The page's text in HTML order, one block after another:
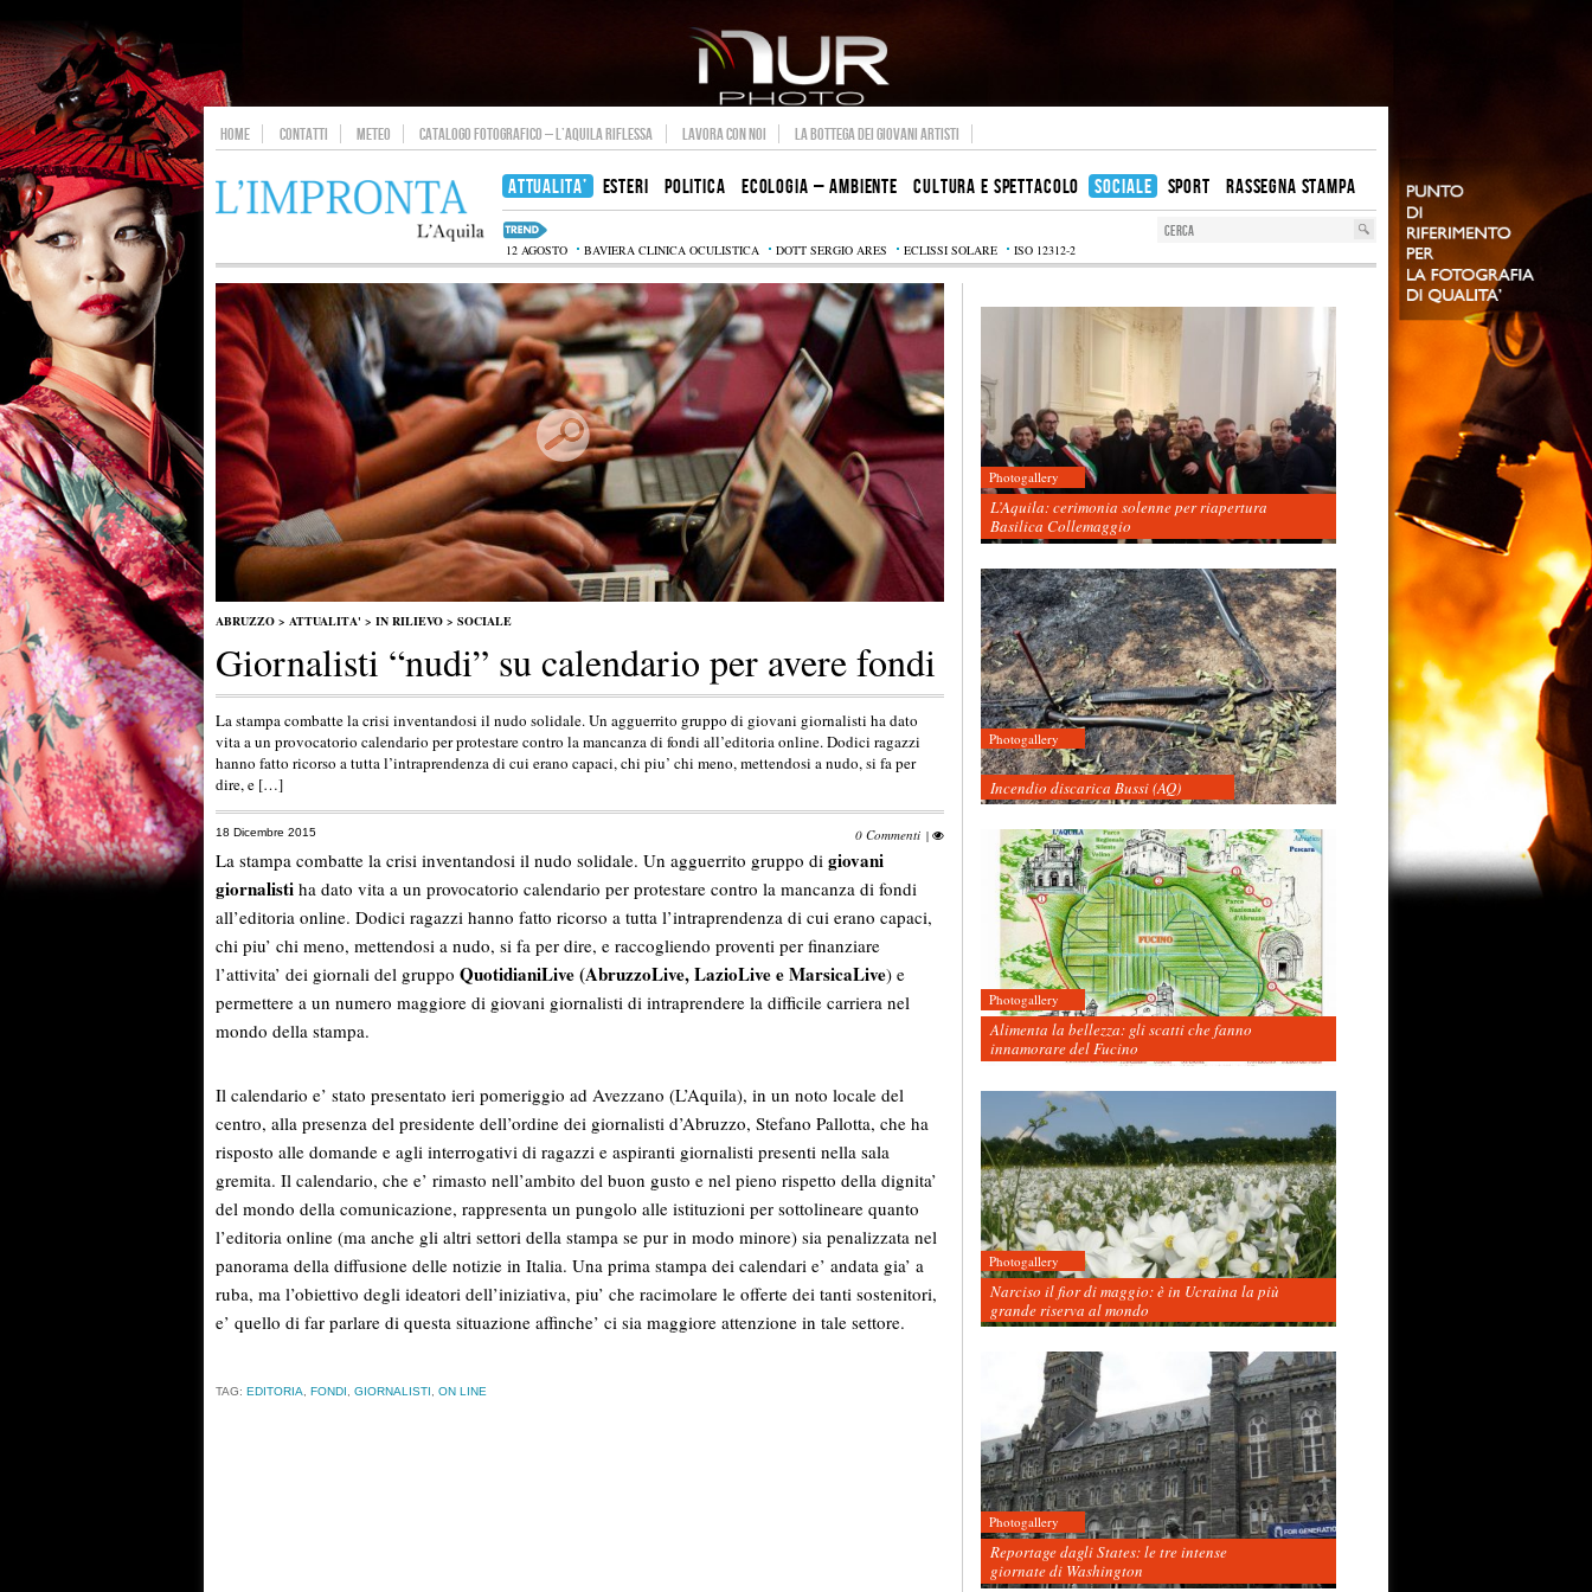
HOME CONTATTI METEO CATALOGO FOTOGRAFICO – L’AQUILA RIFLESSA LAVORA CON NOI LA BOTTEGA DEI GIOVANI ARTISTI
ATTUALITA’ ESTERI POLITICA ECOLOGIA – AMBIENTE CULTURA E SPETTACOLO SOCIALE SPORT RASSEGNA STAMPA
12 AGOSTO BAVIERA CLINICA OCULISTICA DOTT SERGIO ARES ECLISSI SOLARE ISO 12312-2
ABRUZZO > ATTUALITA' > IN RILIEVO > SOCIALE
Giornalisti “nudi” su calendario per avere fondi
La stampa combatte la crisi inventandosi il nudo solidale. Un agguerrito gruppo di giovani giornalisti ha dato
vita a un provocatorio calendario per protestare contro la mancanza di fondi all’editoria online. Dodici ragazzi
hanno fatto ricorso a tutta l’intraprendenza di cui erano capaci, chi piu’ chi meno, mettendosi a nudo, si fa per
dire, e […]
18 Dicembre 2015 0 Commenti |
La stampa combatte la crisi inventandosi il nudo solidale. Un agguerrito gruppo di giovani
giornalisti ha dato vita a un provocatorio calendario per protestare contro la mancanza di fondi
all’editoria online. Dodici ragazzi hanno fatto ricorso a tutta l’intraprendenza di cui erano capaci,
chi piu’ chi meno, mettendosi a nudo, si fa per dire, e raccogliendo proventi per finanziare
l’attivita’ dei giornali del gruppo QuotidianiLive (AbruzzoLive, LazioLive e MarsicaLive) e
permettere a un numero maggiore di giovani giornalisti di intraprendere la difficile carriera nel
mondo della stampa.
Il calendario e’ stato presentato ieri pomeriggio ad Avezzano (L’Aquila), in un noto locale del
centro, alla presenza del presidente dell’ordine dei giornalisti d’Abruzzo, Stefano Pallotta, che ha
risposto alle domande e agli interrogativi di ragazzi e aspiranti giornalisti presenti nella sala
gremita. Il calendario, che e’ rimasto nell’ambito del buon gusto e nel pieno rispetto della dignita’
del mondo della comunicazione, rappresenta un pungolo alle istituzioni per sottolineare quanto
l’editoria online (ma anche gli altri settori della stampa se pur in modo minore) sia penalizzata nel
panorama della diffusione delle notizie in Italia. Una prima stampa dei calendari e’ andata gia’ a
ruba, ma l’obiettivo degli ideatori dell’iniziativa, piu’ che racimolare le offerte dei tanti sostenitori,
e’ quello di far parlare di questa situazione affinche’ ci sia maggiore attenzione in tale settore.
TAG: EDITORIA, FONDI, GIORNALISTI, ON LINE
Photogallery
L’Aquila: cerimonia solenne per riapertura
Basilica Collemaggio
Photogallery
Incendio discarica Bussi (AQ)
Photogallery
Alimenta la bellezza: gli scatti che fanno
innamorare del Fucino
Photogallery
Narciso il fior di maggio: è in Ucraina la più
grande riserva al mondo
Photogallery
Reportage dagli States: le tre intense
giornate di Washington